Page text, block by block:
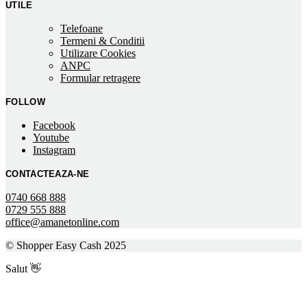
UTILE
Telefoane
Termeni & Conditii
Utilizare Cookies
ANPC
Formular retragere
FOLLOW
Facebook
Youtube
Instagram
CONTACTEAZA-NE
0740 668 888
0729 555 888
office@amanetonline.com
© Shopper Easy Cash 2025
Salut 👋